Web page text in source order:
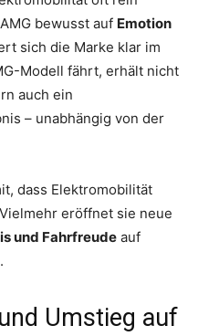
bewusst auf Emotion
sich die Marke klar im
Modell fährt, erhält nicht
auch ein
– unabhängig von der
dass Elektromobilität
eröffnet sie neue
und Fahrfreude auf
Umstieg auf